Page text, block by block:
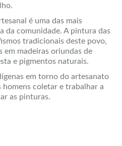
é uma das mais
da comunidade. A pintura das
tradicionais deste povo,
em madeiras oriundas de
e pigmentos naturais.
em torno do artesanato
coletar e trabalhar a
as pinturas.